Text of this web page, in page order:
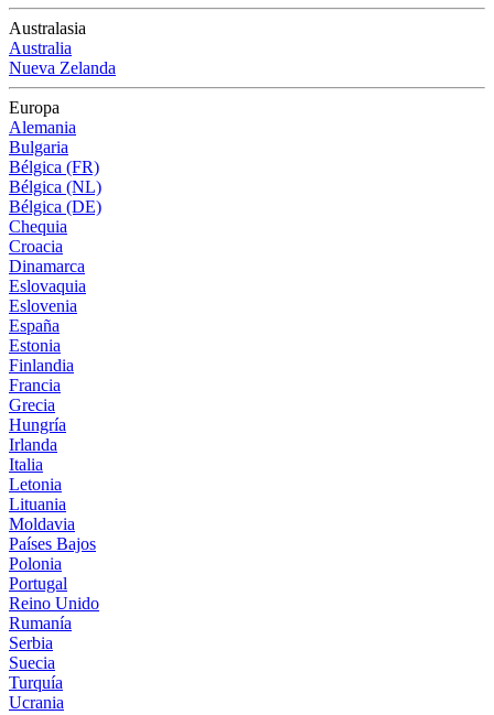
Australasia
Australia
Nueva Zelanda
Europa
Alemania
Bulgaria
Bélgica (FR)
Bélgica (NL)
Bélgica (DE)
Chequia
Croacia
Dinamarca
Eslovaquia
Eslovenia
España
Estonia
Finlandia
Francia
Grecia
Hungría
Irlanda
Italia
Letonia
Lituania
Moldavia
Países Bajos
Polonia
Portugal
Reino Unido
Rumanía
Serbia
Suecia
Turquía
Ucrania